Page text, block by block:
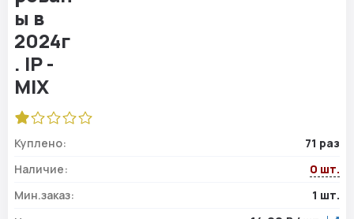
Куплено:
71 раз
Наличие:
0 шт.
Мин.заказ:
1 шт.